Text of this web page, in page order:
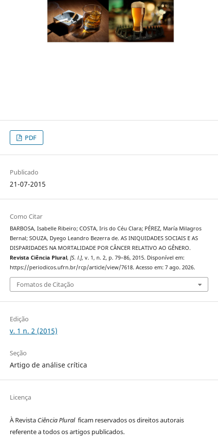
PDF
Publicado
21-07-2015
Como Citar
BARBOSA, Isabelle Ribeiro; COSTA, Iris do Céu Clara; PÉREZ, María Milagros
Bernal; SOUZA, Dyego Leandro Bezerra de. AS INIQUIDADES SOCIAIS E AS
DISPARIDADES NA MORTALIDADE POR CÂNCER RELATIVO AO GÊNERO.
Revista Ciência Plural, [S. l.], v. 1, n. 2, p. 79–86, 2015. Disponível em:
https://periodicos.ufrn.br/rcp/article/view/7618. Acesso em: 7 ago. 2026.
Fomatos de Citação
Edição
v. 1 n. 2 (2015)
Seção
Artigo de análise crítica
Licença
À Revista Ciência Plural ficam reservados os direitos autorais
referente a todos os artigos publicados.